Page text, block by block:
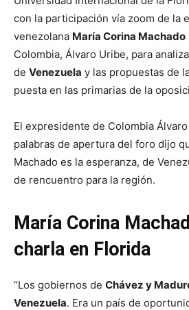
con la participación vía zoom de la
venezolana María Corina Machado
Colombia, Álvaro Uribe, para
de Venezuela y las propuestas de
puesta en las primarias de la
El expresidente de Colombia
palabras de apertura del foro dijo
Machado es la esperanza, de
de rencuentro para la región.
María Corina
charla en Florida
“Los gobiernos de Chávez y
Venezuela. Era un país de